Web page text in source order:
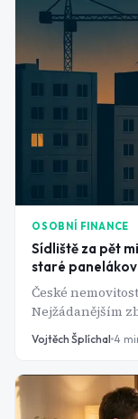
OSOBNÍ FINANCE
Sídliště za pět
staré
České
Nejžádanějším
nýbrž obyčejné
Vojtěch Šplíchal 4